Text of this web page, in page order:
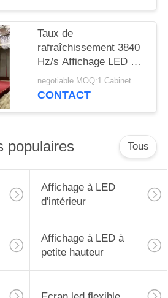
Taux de
rafraîchissement 3840
Hz/s Affichage LED de
location à l'intérieur
negotiable MOQ:1 Cabinet
CONTACT
populaires Tous
Affichage à LED
d'intérieur
Affichage à LED à
petite hauteur